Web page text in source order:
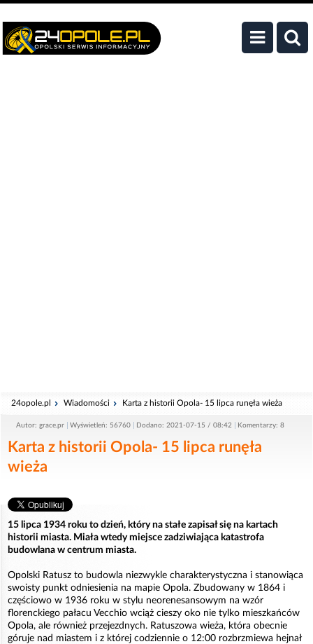
24opole.pl Wiadomości Karta z historii Opola- 15 lipca runęła wieża
Autor: grace.pr Wyświetleń: 56760 Dodano: 2021-07-15 / 08:42 Komentarzy: 8
Karta z historii Opola- 15 lipca runęła
wieża
15 lipca 1934 roku to dzień, który na stałe zapisał się na kartach
historii miasta. Miała wtedy miejsce zadziwiająca katastrofa
budowlana w centrum miasta.
Opolski Ratusz to budowla niezwykle charakterystyczna i stanowiąca
swoisty punkt odniesienia na mapie Opola. Zbudowany w 1864 i
częściowo w 1936 roku w stylu neorenesansowym na wzór
florenckiego pałacu Vecchio wciąż cieszy oko nie tylko mieszkańców
Opola, ale również przejezdnych. Ratuszowa wieża, która obecnie
góruje nad miastem i z której codziennie o 12:00 rozbrzmiewa hejnał